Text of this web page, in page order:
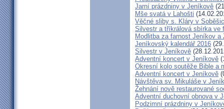
Jarní prázdniny v Jeníkově
Mše svatá v Lahošti
Věčné sliby s. Kláry v
Silvestr a tříkrálová sbírka ve
Modlitba za farnost Jeníkov a
Jeníkovský kalendář 2016
Silvestr v Jeníkově
Adventní koncert v Jeníkově
Okresní kolo soutěže Bible a
Adventní koncert v Jeníkově
Návštěva sv. Mikuláše v
Žehnání nově restaurované
Adventní duchovní obnova v
Podzimní prázdniny v